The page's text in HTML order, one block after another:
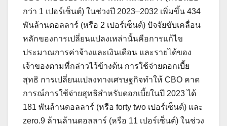
กว่า 1 เปอร์เซ็นต์) ในช่วงปี 2023–2032 เพิ่มขึ้น 434
พันล้านดอลลาร์ (หรือ 2 เปอร์เซ็นต์) ปัจจัยขับเคลื่อน
หลักของการเปลี่ยนแปลงเหล่านั้นคือการแก้ไข
ประมาณการค่าจ้างและเงินเดือน และรายได้ของ
เจ้าของตามที่กล่าวไว้ข้างต้น การใช้จ่ายดอกเบี้ย
สุทธิ การเปลี่ยนแปลงทางเศรษฐกิจทำให้ CBO คาด
การณ์การใช้จ่ายสุทธิสำหรับดอกเบี้ยในปี 2023 ได้
181 พันล้านดอลลาร์ (หรือ forty two เปอร์เซ็นต์) และ
zero.9 ล้านล้านดอลลาร์ (หรือ 11 เปอร์เซ็นต์) ในช่วง